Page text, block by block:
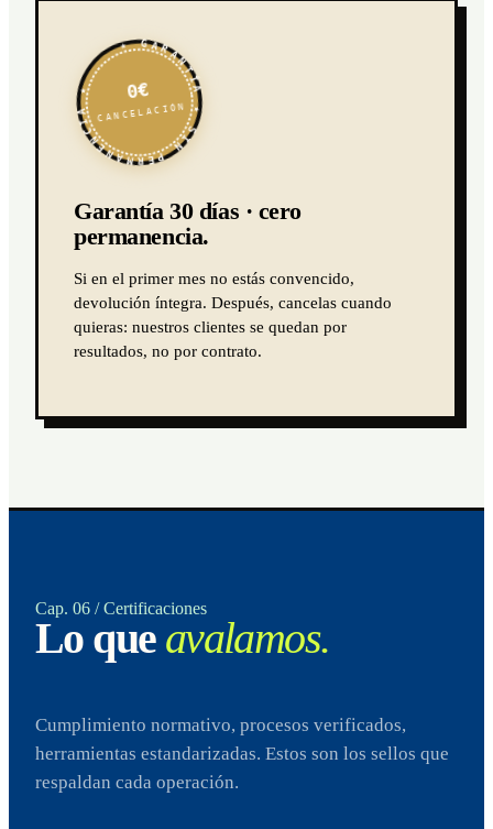
★ GARANTÍA ★ SIN PERMANENCIA ★
0€
CANCELACIÓN
Garantía 30 días · cero
permanencia.
Si en el primer mes no estás convencido,
devolución íntegra. Después, cancelas cuando
quieras: nuestros clientes se quedan por
resultados, no por contrato.
Cap. 06 / Certificaciones
Lo que avalamos.
Cumplimiento normativo, procesos verificados,
herramientas estandarizadas. Estos son los sellos que
respaldan cada operación.